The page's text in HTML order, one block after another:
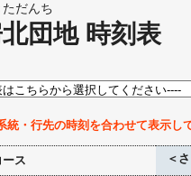
だんち
団地 時刻表
統・行先の時刻を合わせて表示し
ス ＜